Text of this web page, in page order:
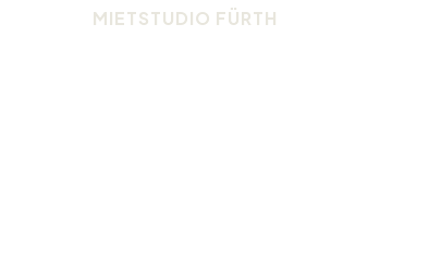
MIETSTUDIO FÜRTH